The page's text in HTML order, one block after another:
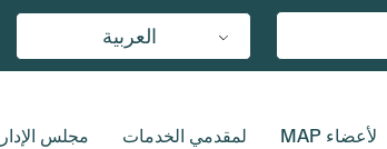
العربية
لأعضاء MAP لمقدمي الخدمات مجلس